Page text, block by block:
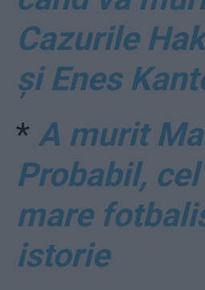
Cazurile
și Enes
* A murit
Probabil,
mare
istorie